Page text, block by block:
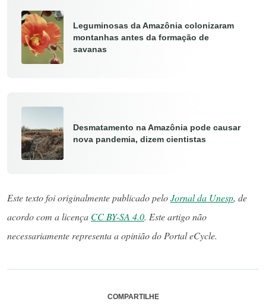
Leguminosas da Amazônia colonizaram
montanhas antes da formação de
savanas
Desmatamento na Amazônia pode causar
nova pandemia, dizem cientistas
Este texto foi originalmente publicado peloJornal da Unesp, de
acordo com a licença CC BY-SA 4.0. Este artigo não
necessariamente representa a opinião do Portal eCycle.
COMPARTILHE